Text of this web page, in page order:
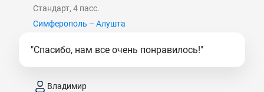
Стандарт, 4 пасс.
Симферополь – Алушта
"Спасибо, нам все очень понравилось!"
Владимир